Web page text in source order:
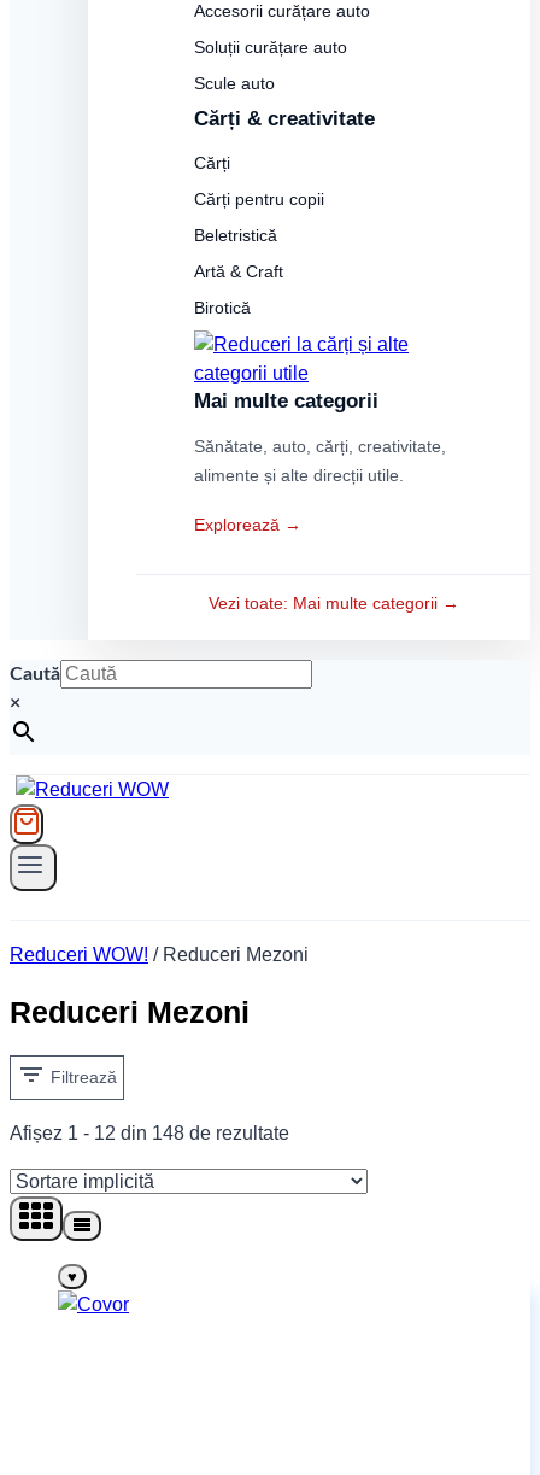
Accesorii curățare auto
Soluții curățare auto
Scule auto
Cărți & creativitate
Cărți
Cărți pentru copii
Beletristică
Artă & Craft
Birotică
Mai multe categorii
Sănătate, auto, cărți, creativitate,
alimente și alte direcții utile.
Explorează →
Vezi toate: Mai multe categorii →
Caută
×
Reduceri WOW! / Reduceri Mezoni
Reduceri Mezoni
Filtrează
Afișez 1 - 12 din 148 de rezultate
♥